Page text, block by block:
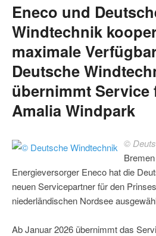
Eneco und
Windtechnik
maximale
Deutsche
übernimmt Service
Amalia Windpark
©
Energieversorger Eneco hat die
neuen Servicepartner für den
niederländischen Nordsee
Ab Januar 2026 übernimmt das